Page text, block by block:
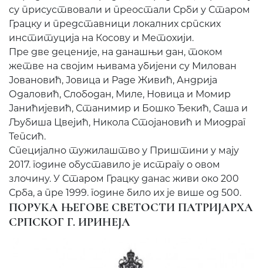
су присуствовали и преостали Срби у Старом
Грацку и представници локалних српских
институција на Косову и Метохији.
Пре две деценије, на данашњи дан, током
жетве на својим њивама убијени су Милован
Јовановић, Јовица и Раде Живић, Андрија
Одаловић, Слободан, Миле, Новица и Момир
Јанићијевић, Станимир и Бошко Ђекић, Саша и
Љубиша Цвејић, Никола Стојановић и Миодраг
Тепсић.
Специјално тужилаштво у Приштини у мају
2017. године обуставило је истрагу о овом
злочину. У Старом Грацку данас живи око 200
Срба, а пре 1999. године било их је више од 500.
ПОРУКА ЊЕГОВЕ СВЕТОСТИ ПАТРИЈАРХА
СРПСКОГ Г. ИРИНЕЈА